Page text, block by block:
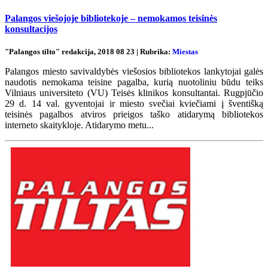
Palangos viešojoje bibliotekoje – nemokamos teisinės
konsultacijos
"Palangos tilto" redakcija, 2018 08 23 | Rubrika: Miestas
Palangos miesto savivaldybės viešosios bibliotekos lankytojai galės
naudotis nemokama teisine pagalba, kurią nuotoliniu būdu teiks
Vilniaus universiteto (VU) Teisės klinikos konsultantai. Rugpjūčio
29 d. 14 val. gyventojai ir miesto svečiai kviečiami į šventišką
teisinės pagalbos atviros prieigos taško atidarymą bibliotekos
interneto skaitykloje. Atidarymo metu...